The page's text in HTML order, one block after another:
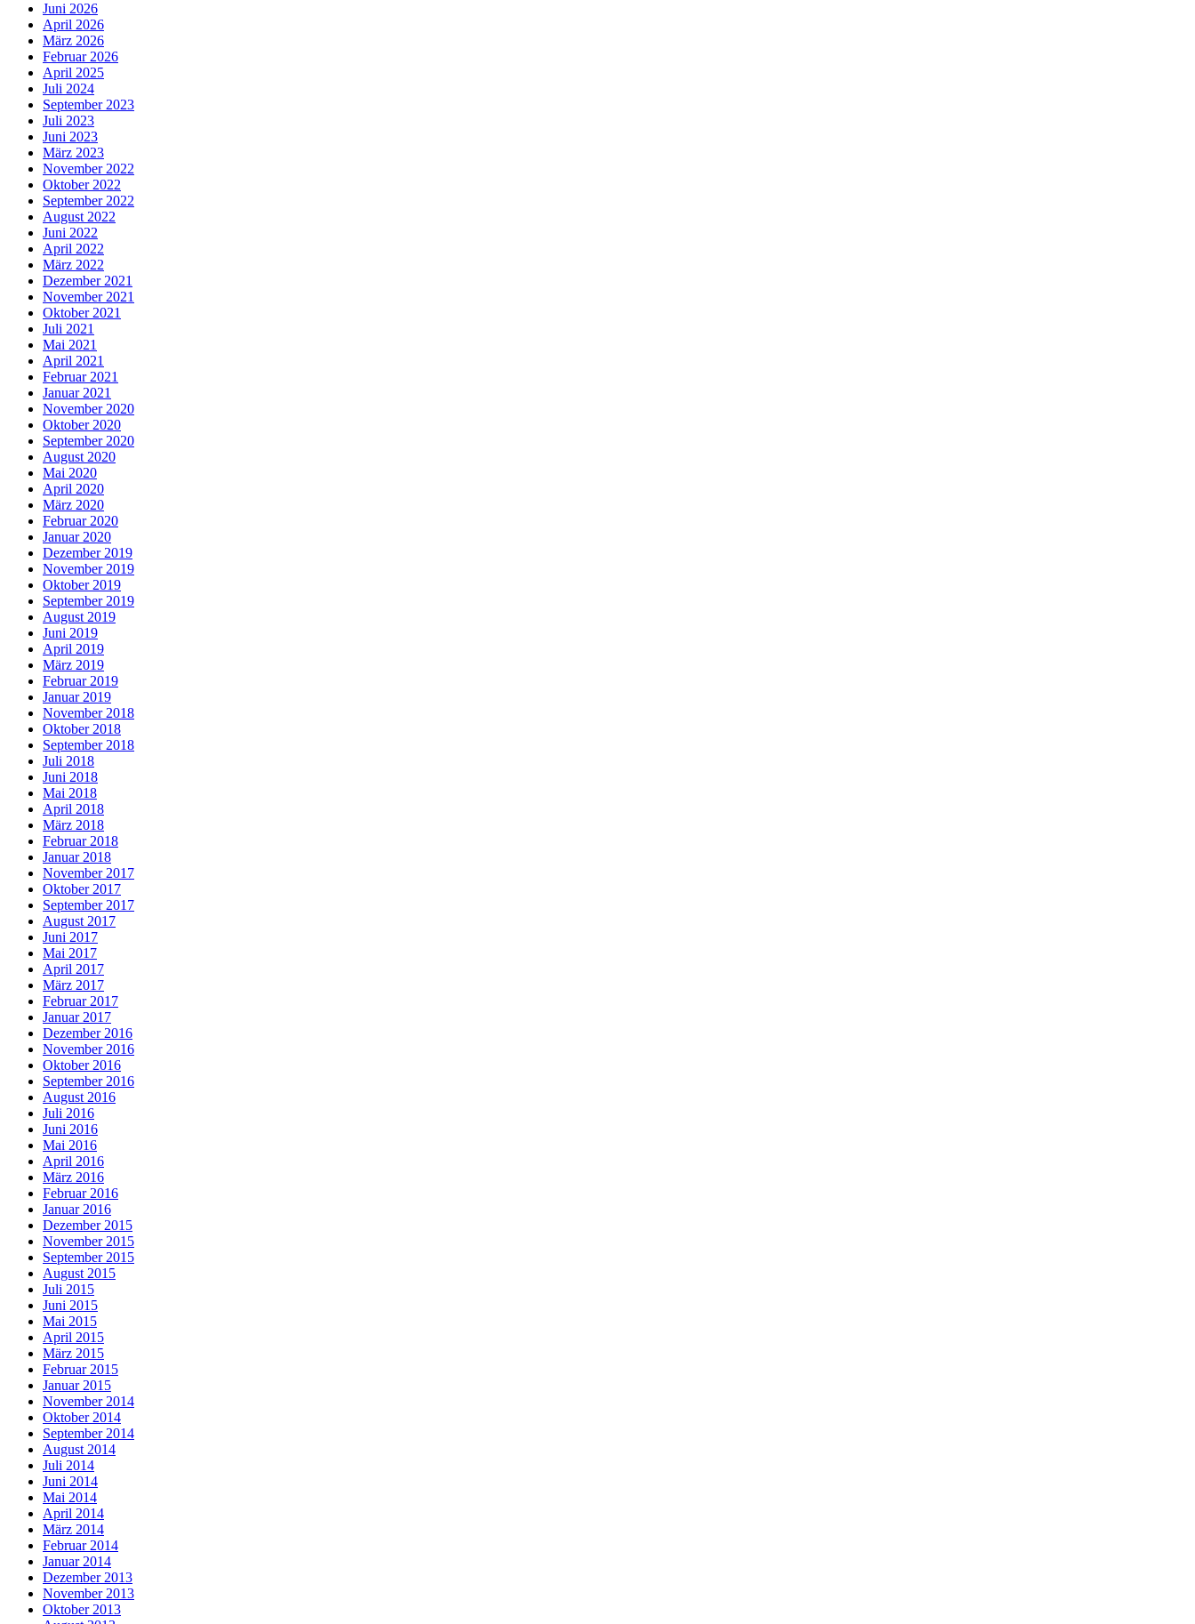
Juni 2026
April 2026
März 2026
Februar 2026
April 2025
Juli 2024
September 2023
Juli 2023
Juni 2023
März 2023
November 2022
Oktober 2022
September 2022
August 2022
Juni 2022
April 2022
März 2022
Dezember 2021
November 2021
Oktober 2021
Juli 2021
Mai 2021
April 2021
Februar 2021
Januar 2021
November 2020
Oktober 2020
September 2020
August 2020
Mai 2020
April 2020
März 2020
Februar 2020
Januar 2020
Dezember 2019
November 2019
Oktober 2019
September 2019
August 2019
Juni 2019
April 2019
März 2019
Februar 2019
Januar 2019
November 2018
Oktober 2018
September 2018
Juli 2018
Juni 2018
Mai 2018
April 2018
März 2018
Februar 2018
Januar 2018
November 2017
Oktober 2017
September 2017
August 2017
Juni 2017
Mai 2017
April 2017
März 2017
Februar 2017
Januar 2017
Dezember 2016
November 2016
Oktober 2016
September 2016
August 2016
Juli 2016
Juni 2016
Mai 2016
April 2016
März 2016
Februar 2016
Januar 2016
Dezember 2015
November 2015
September 2015
August 2015
Juli 2015
Juni 2015
Mai 2015
April 2015
März 2015
Februar 2015
Januar 2015
November 2014
Oktober 2014
September 2014
August 2014
Juli 2014
Juni 2014
Mai 2014
April 2014
März 2014
Februar 2014
Januar 2014
Dezember 2013
November 2013
Oktober 2013